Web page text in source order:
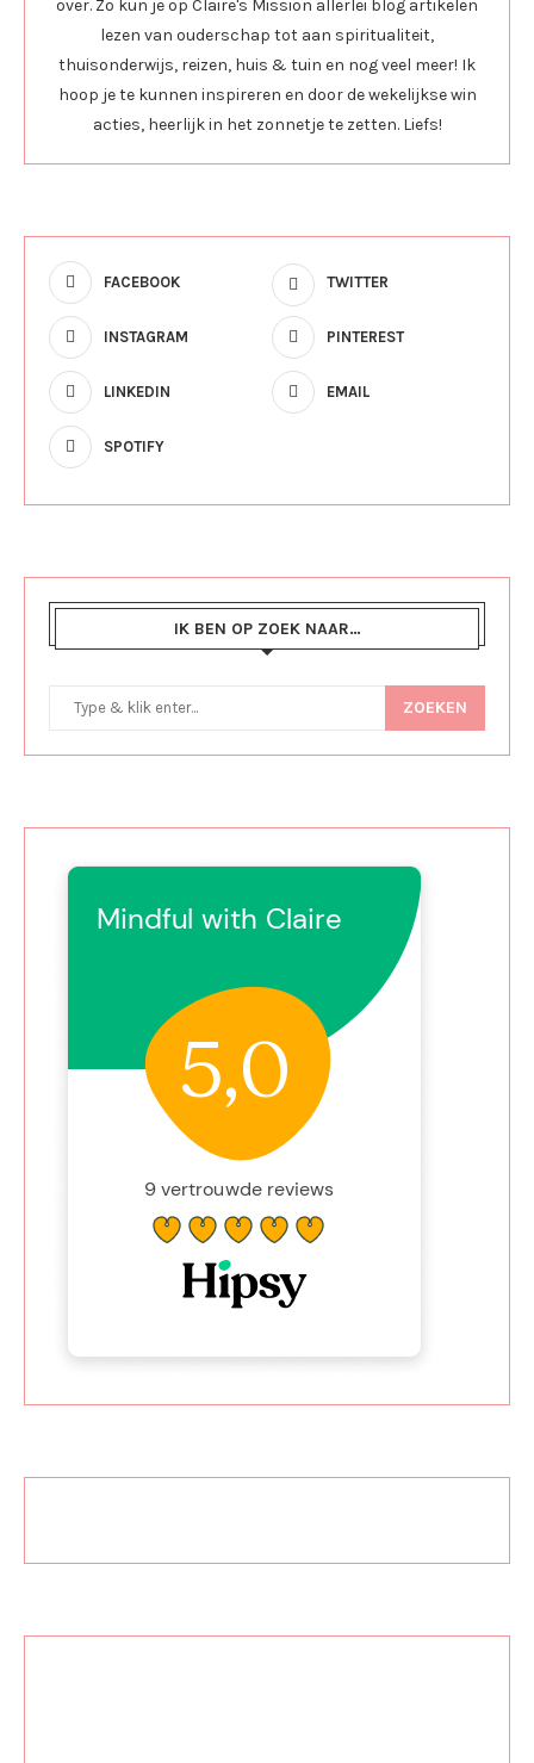
over. Zo kun je op Claire's Mission allerlei blog artikelen
lezen van ouderschap tot aan spiritualiteit,
thuisonderwijs, reizen, huis & tuin en nog veel meer! Ik
hoop je te kunnen inspireren en door de wekelijkse win
acties, heerlijk in het zonnetje te zetten. Liefs!
FACEBOOK TWITTER
INSTAGRAM PINTEREST
LINKEDIN EMAIL
SPOTIFY
IK BEN OP ZOEK NAAR…
ZOEKEN